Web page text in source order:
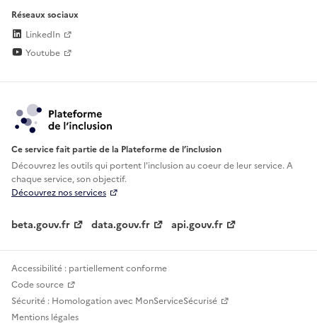
Réseaux sociaux
LinkedIn
Youtube
Ce service fait partie de la Plateforme de l’inclusion
Découvrez les outils qui portent l'inclusion aucoeur de leur service. A
chaque service, son objectif.
Découvrez nos services
beta.gouv.fr data.gouv.fr api.gouv.fr
Accessibilité : partiellement conforme
Code source
Sécurité : Homologation avec MonServiceSécurisé
Mentions légales